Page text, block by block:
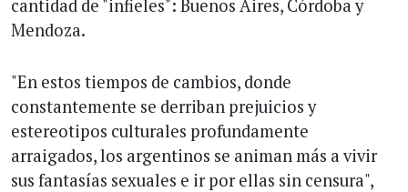
cantidad de "infieles": Buenos Aires, Córdoba y
Mendoza.
"En estos tiempos de cambios, donde
constantemente se derriban prejuicios y
estereotipos culturales profundamente
arraigados, los argentinos se animan más a vivir
sus fantasías sexuales e ir por ellas sin censura",